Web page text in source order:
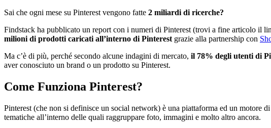
Sai che ogni mese su Pinterest vengono fatte 2 miliardi di ricerche?
Findstack ha pubblicato un report con i numeri di Pinterest (trovi a fine articolo il
milioni di prodotti caricati all’interno di Pinterest grazie alla partnership con
Ma c’è di più, perché secondo alcune indagini di mercato, il 78% degli utenti di
aver conosciuto un brand o un prodotto su Pinterest.
Come Funziona Pinterest?
Pinterest (che non si definisce un social network) è una piattaforma ed un motore
tematiche all’interno delle quali raggruppare foto, immagini e molto altro ancora.